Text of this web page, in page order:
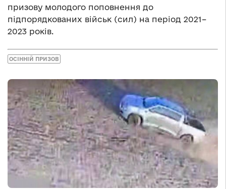
призову молодого поповнення до
підпорядкованих військ (сил) на період 2021–
2023 років.
ОСІННІЙ ПРИЗОВ